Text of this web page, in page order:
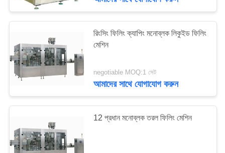
রিংসিং ফিলিং ক্যাপিং মনোব্লক লিকুইড ফিলিং
মেশিন
negotiable MOQ:1 সেট
আমাদের সাথে যোগাযোগ করুন
12 প্রধান মনোব্লক তরল ফিলিং মেশিন